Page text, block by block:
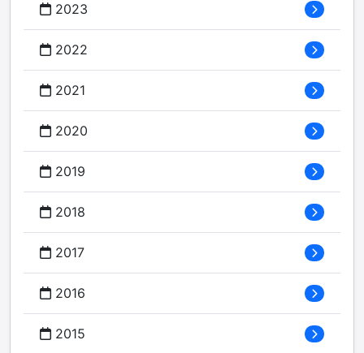
2023
2022
2021
2020
2019
2018
2017
2016
2015